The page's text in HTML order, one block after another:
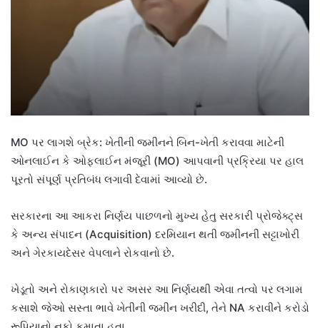
MO પર લાગશે બ્રેક: ખેતીની જમીનને બિન-ખેતી કરાવવા માટેની
ઓનલાઈન કે ઓફલાઈન મંજૂરી (MO) આપવાની પ્રક્રિયા પર હાલ
પૂરતો સંપૂર્ણ પ્રતિબંધ લગાવી દેવામાં આવ્યો છે.
સરકારના આ આકરા નિર્ણય પાછળનો મુખ્ય હેતુ સરકારી પ્રોજેક્ટ્સ
કે અન્ય સંપાદન (Acquisition) દરમિયાન થતી જમીનની સટ્ટાખોરી
અને ગેરકાયદેસર વેપલાને રોકવાનો છે.
ખેડૂતો અને રોકાણકારો પર અસર આ નિર્ણયથી એવા તત્વો પર લગામ
કસાશે જેઓ સસ્તા ભાવે ખેતીની જમીન ખરીદી, તેને NA કરાવીને કરોડો